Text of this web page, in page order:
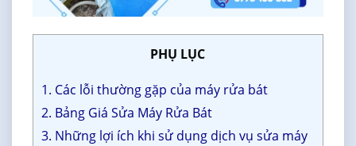
PHỤ LỤC
1. Các lỗi thường gặp của máy rửa bát
2. Bảng Giá Sửa Máy Rửa Bát
3. Những lợi ích khi sử dụng dịch vụ sửa máy